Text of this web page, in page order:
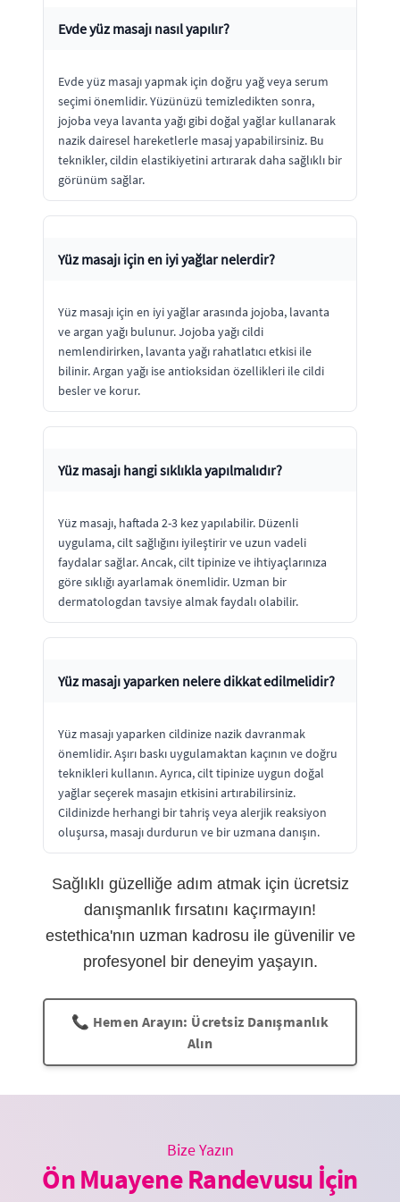
Evde yüz masajı nasıl yapılır?
Evde yüz masajı yapmak için doğru yağ veya serum
seçimi önemlidir. Yüzünüzü temizledikten sonra,
jojoba veya lavanta yağı gibi doğal yağlar kullanarak
nazik dairesel hareketlerle masaj yapabilirsiniz. Bu
teknikler, cildin elastikiyetini artırarak daha sağlıklı bir
görünüm sağlar.
Yüz masajı için en iyi yağlar nelerdir?
Yüz masajı için en iyi yağlar arasında jojoba, lavanta
ve argan yağı bulunur. Jojoba yağı cildi
nemlendirirken, lavanta yağı rahatlatıcı etkisi ile
bilinir. Argan yağı ise antioksidan özellikleri ile cildi
besler ve korur.
Yüz masajı hangi sıklıkla yapılmalıdır?
Yüz masajı, haftada 2-3 kez yapılabilir. Düzenli
uygulama, cilt sağlığını iyileştirir ve uzun vadeli
faydalar sağlar. Ancak, cilt tipinize ve ihtiyaçlarınıza
göre sıklığı ayarlamak önemlidir. Uzman bir
dermatologdan tavsiye almak faydalı olabilir.
Yüz masajı yaparken nelere dikkat edilmelidir?
Yüz masajı yaparken cildinize nazik davranmak
önemlidir. Aşırı baskı uygulamaktan kaçının ve doğru
teknikleri kullanın. Ayrıca, cilt tipinize uygun doğal
yağlar seçerek masajın etkisini artırabilirsiniz.
Cildinizde herhangi bir tahriş veya alerjik reaksiyon
oluşursa, masajı durdurun ve bir uzmana danışın.
Sağlıklı güzelliğe adım atmak için ücretsiz
danışmanlık fırsatını kaçırmayın!
estethica'nın uzman kadrosu ile güvenilir ve
profesyonel bir deneyim yaşayın.
📞 Hemen Arayın: Ücretsiz Danışmanlık
Alın
Bize Yazın
Ön Muayene Randevusu İçin